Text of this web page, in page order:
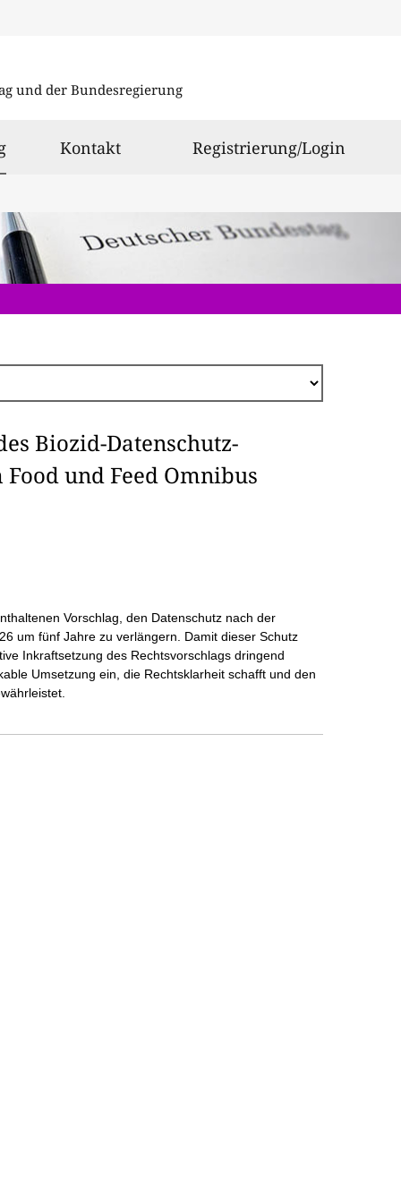
und der Bundesregierung
ausgewählt
Kontakt Registrierung/Login
Biozid-Datenschutz-
und Feed Omnibus
Vorschlag, den Datenschutz nach der
um fünf Jahre zu verlängern. Damit dieser Schutz
Inkraftsetzung des Rechtsvorschlags dringend
Umsetzung ein, die Rechtsklarheit schafft und den